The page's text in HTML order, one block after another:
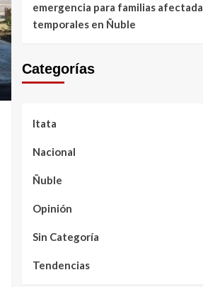
emergencia para familias
temporales en Ñuble
Categorías
Itata
Nacional
Ñuble
Opinión
Sin Categoría
Tendencias